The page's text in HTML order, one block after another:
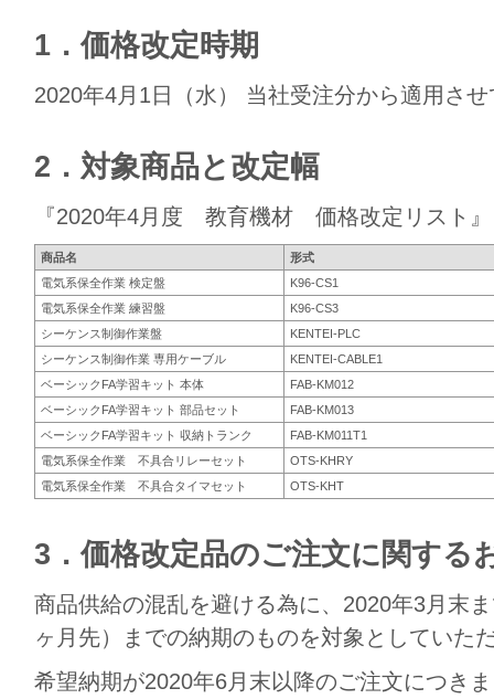
1．価格改定時期
2020年4月1日（水） 当社受注分から適用さ
2．対象商品と改定幅
『2020年4月度 教育機材 価格改定リスト
商品名
形式
電気系保全作業 検定盤
K96-CS1
電気系保全作業 練習盤
K96-CS3
シーケンス制御作業盤
KENTEI-PLC
シーケンス制御作業 専用ケーブル
KENTEI-CABLE1
ベーシックFA学習キット 本体
FAB-KM012
ベーシックFA学習キット 部品セット
FAB-KM013
ベーシックFA学習キット 収納トランク
FAB-KM011T1
電気系保全作業 不具合リレーセット
OTS-KHRY
電気系保全作業 不具合タイマセット
OTS-KHT
3．価格改定品のご注文に関する
商品供給の混乱を避ける為に、2020年3月末
ヶ月先）までの納期のものを対象としていた
希望納期が2020年6月末以降のご注文につき